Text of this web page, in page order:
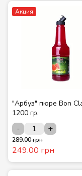
Акция
"Арбуз" пюре Bon
1200 гр.
- +
289.00 грн
249.00 грн